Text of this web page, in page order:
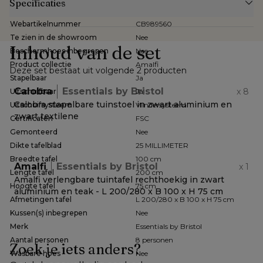
Specificaties
Webartikelnummer
CB989560
Te zien in de showroom
Nee
Beschermhoes inbegrepen
Nee
Product collectie
Amalfi
Stapelbaar
Ja
Uitschuifbaar
Ja
Uitschuifsysteem
Vlindersysteem
Certificaten
FSC
Gemonteerd
Nee
Dikte tafelblad
25 MILLIMETER
Breedte tafel
100 cm
Lengte tafel
200 cm
Hoogte tafel
75 cm
Afmetingen tafel
L 200/280 x B 100 x H 75 cm
Kussen(s) inbegrepen
Nee
Merk
Essentials by Bristol
Aantal personen
8 personen
Wasbare hoes
Nee
Inhoud van de set
Deze set bestaat uit volgende 2 producten
Calobra Essentials by Bristol x 8
Calobra stapelbare tuinstoel in zwart aluminium en
zwart textilene
Amalfi Essentials by Bristol x 1
Amalfi verlengbare tuintafel rechthoekig in zwart
aluminium en teak - L 200/280 x B 100 x H 75 cm
Zoek je iets anders?